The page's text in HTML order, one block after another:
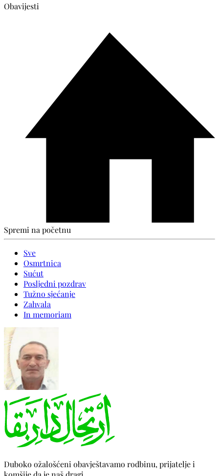
Obavijesti
Spremi na početnu
Sve
Osmrtnica
Sućut
Posljedni pozdrav
Tužno sjećanje
Zahvala
In memoriam
Duboko ožalošćeni obavještavamo rodbinu, prijatelje i